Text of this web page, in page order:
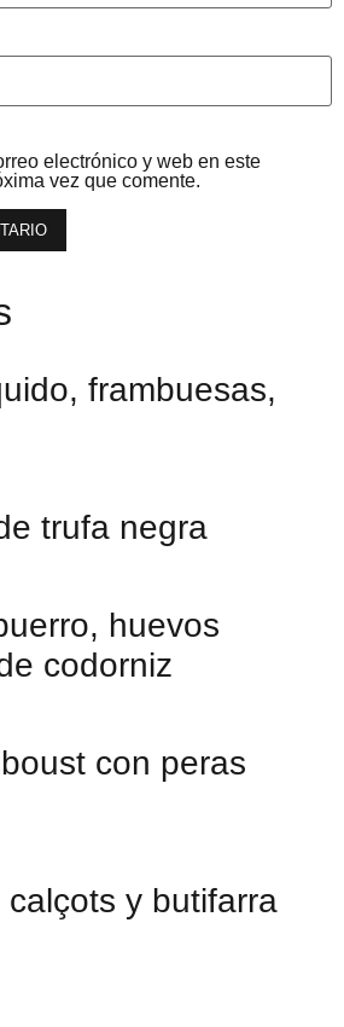
electrónico y web en este
vez que comente.
frambuesas,
trufa negra
huevos
codorniz
con peras
y butifarra